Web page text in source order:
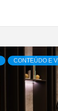
CONTEÚDO E